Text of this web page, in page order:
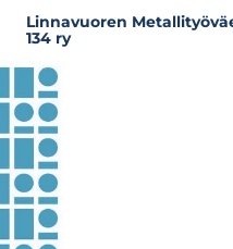
Siirry
sivun
sisältöön
Linnavuoren
134 ry